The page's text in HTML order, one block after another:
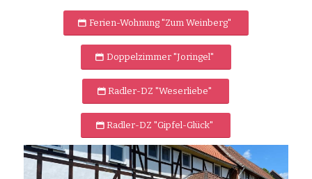
Ferien-Wohnung "Zum Weinberg"
Doppelzimmer "Joringel"
Radler-DZ "Weserliebe"
Radler-DZ "Gipfel-Glück"